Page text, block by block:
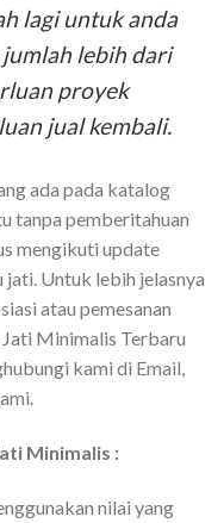
lagi untuk anda
lebih dari
proyek
jual kembali.
ada pada katalog
tanpa pemberitahuan
mengikuti update
Untuk lebih jelasnya
atau pemesanan
Minimalis Terbaru
kami di Email,
Minimalis :
nilai yang